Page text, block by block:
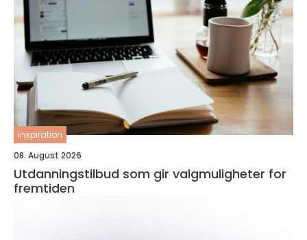
inspiration
08. August 2026
Utdanningstilbud som gir valgmuligheter for
fremtiden